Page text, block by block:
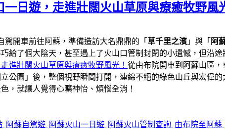
日遊，走進壯闊火山草原與療癒牧野風
開車前往阿蘇，準備造訪大名鼎鼎的「 草千里之濱 」與「 阿
給了個大陰天，甚至遇上了火山口管制封閉的小遺憾，但沿
進壯闊火山草原與療癒牧野風光！ 從由布院開車到阿蘇山區
公園」後，整個視野瞬間打開，連綿不絕的綠色山丘與宏偉
，就讓人覺得心曠神怡、煩惱全消！
阿蘇自駕遊 阿蘇火山一日遊 阿蘇火山管制查詢 由布院至阿蘇